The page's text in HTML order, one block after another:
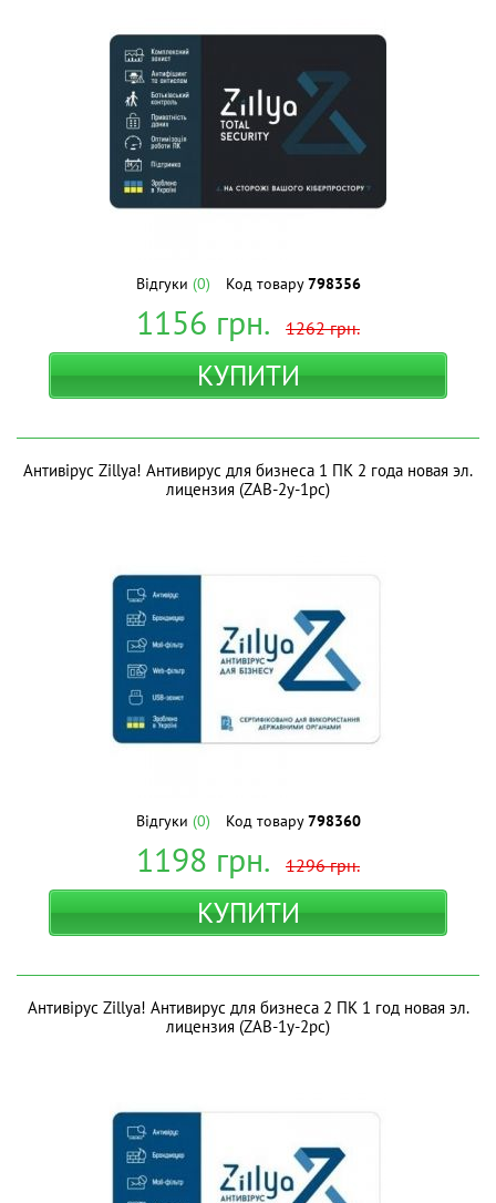
Відгуки (0) Код товару798356
1156 грн. 1262грн.
КУПИТИ
Антивірус Zillya! Антивирус для бизнеса 1 ПК 2 года новая эл.
лицензия (ZAB-2y-1pc)
Відгуки (0) Код товару798360
1198 грн. 1296грн.
КУПИТИ
Антивірус Zillya! Антивирус для бизнеса 2 ПК 1 год новая эл.
лицензия (ZAB-1y-2pc)